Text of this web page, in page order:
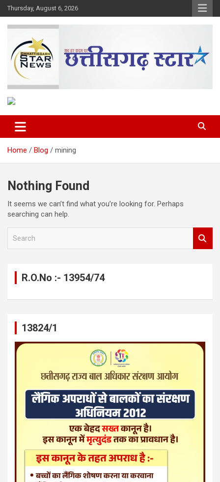
Skip
to
content
Thursday, August 6, 2026
Chhattisgarh Star
Home Blog mining
Nothing Found
It seems we can’t find what you’re looking for. Perhaps
searching can help.
R.O.No :- 13954/74
13824/1